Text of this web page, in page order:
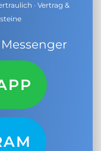
· Vertrag &